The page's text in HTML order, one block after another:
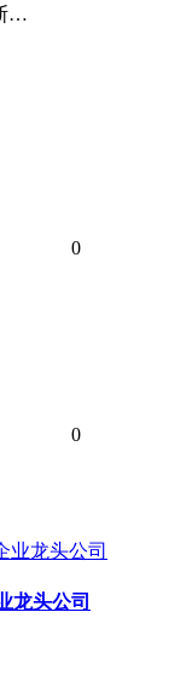
…
0
0
龙头公司